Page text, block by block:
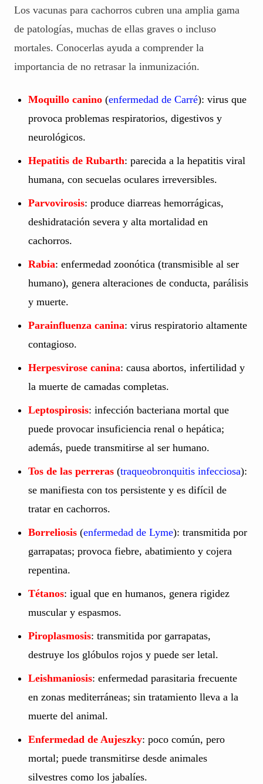
Los vacunas para cachorros cubren una amplia gama
de patologías, muchas de ellas graves o incluso
mortales. Conocerlas ayuda a comprender la
importancia de no retrasar la inmunización.
Moquillo canino (enfermedad de Carré): virus que
provoca problemas respiratorios, digestivos y
neurológicos.
Hepatitis de Rubarth: parecida a la hepatitis viral
humana, con secuelas oculares irreversibles.
Parvovirosis: produce diarreas hemorrágicas,
deshidratación severa y alta mortalidad en
cachorros.
Rabia: enfermedad zoonótica (transmisible al ser
humano), genera alteraciones de conducta, parálisis
y muerte.
Parainfluenza canina: virus respiratorio altamente
contagioso.
Herpesvirose canina: causa abortos, infertilidad y
la muerte de camadas completas.
Leptospirosis: infección bacteriana mortal que
puede provocar insuficiencia renal o hepática;
además, puede transmitirse al ser humano.
Tos de las perreras (traqueobronquitis infecciosa):
se manifiesta con tos persistente y es difícil de
tratar en cachorros.
Borreliosis (enfermedad de Lyme): transmitida por
garrapatas; provoca fiebre, abatimiento y cojera
repentina.
Tétanos: igual que en humanos, genera rigidez
muscular y espasmos.
Piroplasmosis: transmitida por garrapatas,
destruye los glóbulos rojos y puede ser letal.
Leishmaniosis: enfermedad parasitaria frecuente
en zonas mediterráneas; sin tratamiento lleva a la
muerte del animal.
Enfermedad de Aujeszky: poco común, pero
mortal; puede transmitirse desde animales
silvestres como los jabalíes.